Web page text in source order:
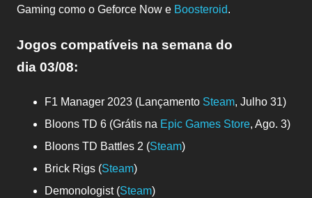
Gaming como o Geforce Now e Boosteroid.
Jogos compatíveis na semana do
dia 03/08:
F1 Manager 2023 (Lançamento Steam, Julho 31)
Bloons TD 6 (Grátis na Epic Games Store, Ago. 3)
Bloons TD Battles 2 (Steam)
Brick Rigs (Steam)
Demonologist (Steam)